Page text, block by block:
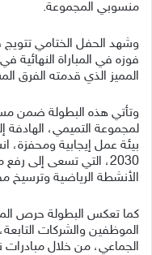
منسوبي المجموعة.
فوزه في المباراة النهائية
المميز الذي قدمته الفرق
وتأتي هذه البطولة ضمن
لمجموعة التميمي، الهادفة
بيئة عمل إيجابية ومحفزة،
2030، التي تسعى إلى
الأنشطة الرياضية وترسيخ
كما تعكس البطولة حرص
الموظفين والشركات
الجماعي، من خلال